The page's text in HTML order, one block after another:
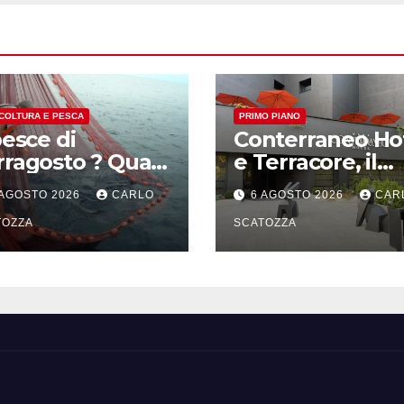
E PESCA
di
? Quasi
straniero e
in
2026 CARLO
PRIMO PIANO
Conterraneo
e Terracore, il
gruppo Ferraro
amplia l’
e il gusto alle
porte di Caserta
6 AGOSTO 2026
SCATOZZA